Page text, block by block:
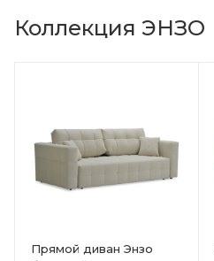
Коллекция ЭНЗО
Прямой диван Энзо